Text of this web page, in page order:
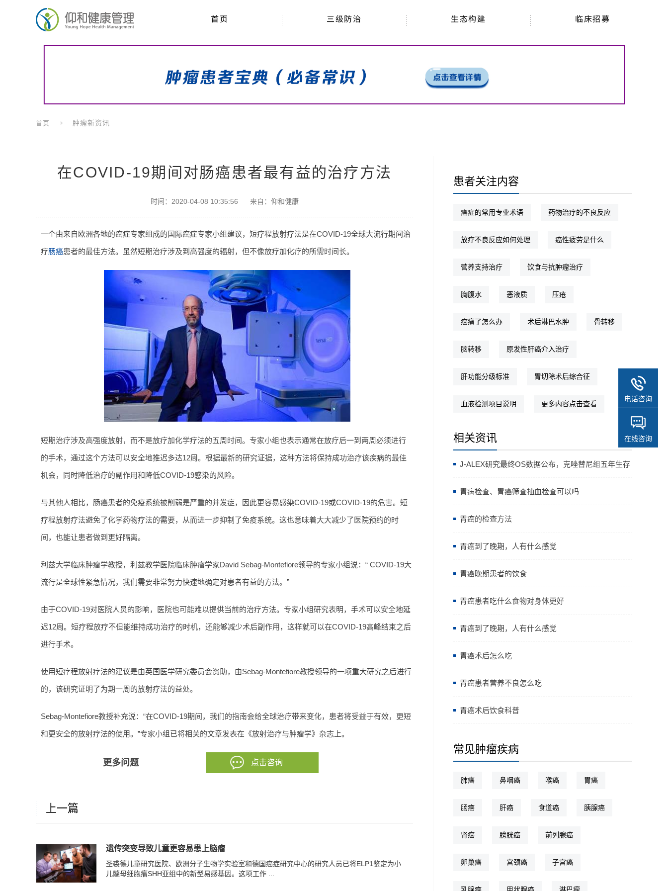
首页 三级防治 生态构建 临床招募
首页 肿瘤新资讯
在COVID-19期间对肠癌患者最有益的治疗方法
时间：2020-04-08 10:35:56 来自： 仰和健康
一个由来自欧洲各地的癌症专家组成的国际癌症专家小组建议，短疗程放射疗法是在COVID-19全球大流行期间治
疗肠癌患者的最佳方法。虽然短期治疗涉及到高强度的辐射，但不像放疗加化疗的所需时间长。
短期治疗涉及高强度放射，而不是放疗加化学疗法的五周时间。专家小组也表示通常在放疗后一到两周必须进行
的手术，通过这个方法可以安全地推迟多达12周。根据最新的研究证据，这种方法将保持成功治疗该疾病的最佳
机会，同时降低治疗的副作用和降低COVID-19感染的风险。
与其他人相比，肠癌患者的免疫系统被削弱是严重的并发症，因此更容易感染COVID-19或COVID-19的危害。短
疗程放射疗法避免了化学药物疗法的需要，从而进一步抑制了免疫系统。这也意味着大大减少了医院预约的时
间，也能让患者做到更好隔离。
利兹大学临床肿瘤学教授，利兹教学医院临床肿瘤学家David Sebag-Montefiore领导的专家小组说：“ COVID-19大
流行是全球性紧急情况，我们需要非常努力快速地确定对患者有益的方法。”
由于COVID-19对医院人员的影响，医院也可能难以提供当前的治疗方法。专家小组研究表明，手术可以安全地延
迟12周。短疗程放疗不但能维持成功治疗的时机，还能够减少术后副作用，这样就可以在COVID-19高峰结束之后
进行手术。
使用短疗程放射疗法的建议是由英国医学研究委员会资助，由Sebag-Montefiore教授领导的一项重大研究之后进行
的，该研究证明了为期一周的放射疗法的益处。
Sebag-Montefiore教授补充说：“在COVID-19期间，我们的指南会给全球治疗带来变化，患者将受益于有效，更短
和更安全的放射疗法的使用。”专家小组已将相关的文章发表在《放射治疗与肿瘤学》杂志上。
更多问题 点击咨询
上一篇
遗传突变导致儿童更容易患上脑瘤
圣裘德儿童研究医院、欧洲分子生物学实验室和德国癌症研究中心的研究人员已将ELP1鉴定为小
儿髓母细胞瘤SHH亚组中的新型易感基因。这项工作 ...
患者关注内容
癌症的常用专业术语 药物治疗的不良反应
放疗不良反应如何处理 癌性疲劳是什么
营养支持治疗 饮食与抗肿瘤治疗
胸腹水 恶液质 压疮
癌痛了怎么办 术后淋巴水肿 骨转移
脑转移 原发性肝癌介入治疗
肝功能分级标准 胃切除术后综合征
血液检测项目说明 更多内容点击查看
相关资讯
J-ALEX研究最终OS数据公布，克唑替尼组五年生存
率高达64.11%
胃病检查、胃癌筛查抽血检查可以吗
胃癌的检查方法
胃癌到了晚期，人有什么感觉
胃癌晚期患者的饮食
胃癌患者吃什么食物对身体更好
胃癌到了晚期，人有什么感觉
胃癌术后怎么吃
胃癌患者营养不良怎么吃
胃癌术后饮食科普
常见肿瘤疾病
肺癌 鼻咽癌 喉癌 胃癌
肠癌 肝癌 食道癌 胰腺癌
肾癌 膀胱癌 前列腺癌
卵巢癌 宫颈癌 子宫癌
电话咨询
在线咨询